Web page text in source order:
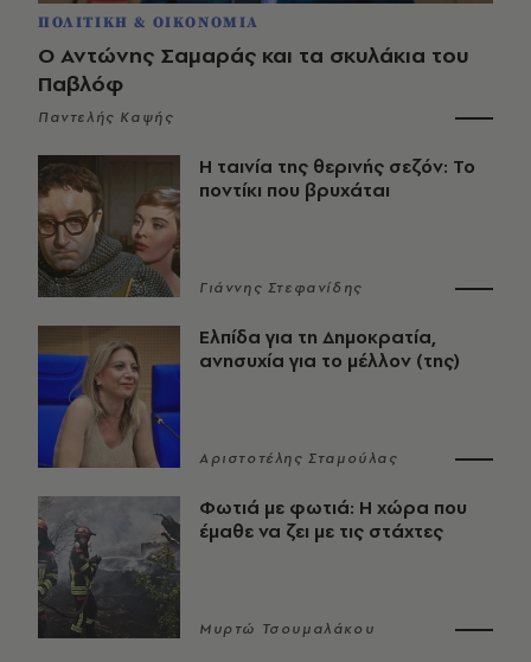
ΠΟΛΙΤΙΚΗ & ΟΙΚΟΝΟΜΙΑ
Ο Αντώνης Σαμαράς και τα σκυλάκια του
Παβλόφ
Παντελής Καψής
Η ταινία της θερινής σεζόν: Το
ποντίκι που βρυχάται
Γιάννης Στεφανίδης
Ελπίδα για τη Δημοκρατία,
ανησυχία για το μέλλον (της)
Αριστοτέλης Σταμούλας
Φωτιά με φωτιά: Η χώρα που
έμαθε να ζει με τις στάχτες
Μυρτώ Τσουμαλάκου